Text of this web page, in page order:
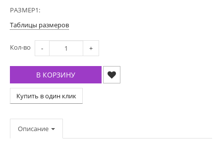
РАЗМЕР1:
Таблицы размеров
Кол-во - +
В КОРЗИНУ
Купить в один клик
Описание